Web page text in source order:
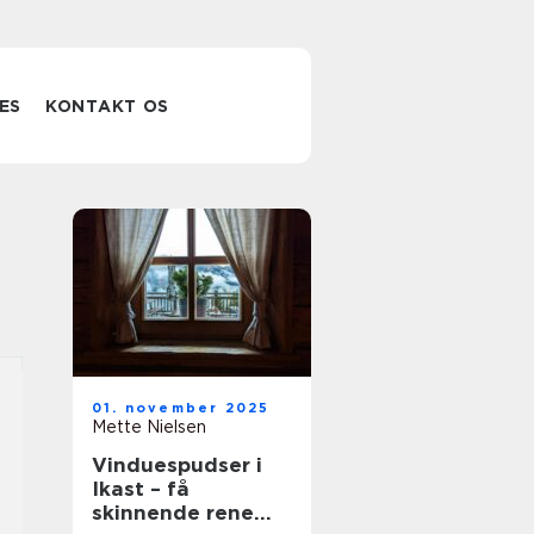
KONTAKT OS
01. november 2025
Mette Nielsen
Vinduespudser i
Ikast – få
skinnende rene